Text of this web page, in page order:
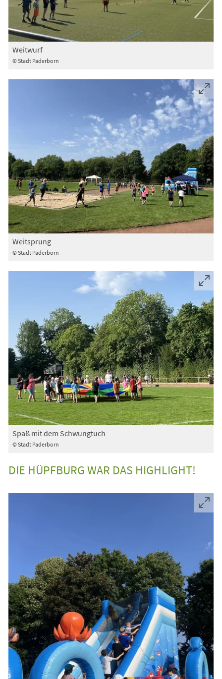
© Stadt Paderborn
Weitwurf
© Stadt Paderborn
Weitsprung
© Stadt Paderborn
Spaß mit dem Schwungtuch
DIE HÜPFBURG WAR DAS HIGHLIGHT!